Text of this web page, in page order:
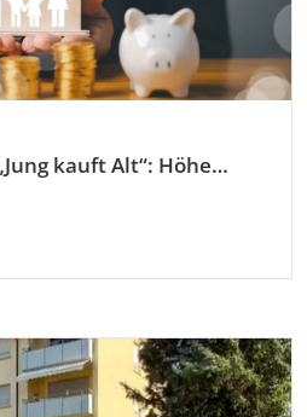
KfW-Förderung „Jung kauft Alt“: Höhere Kredite ab August 2026